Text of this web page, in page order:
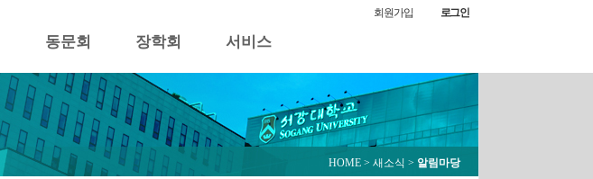
동문회 장학회 서비스
회원가입 로그인
HOME > 새소식 > 알림마당